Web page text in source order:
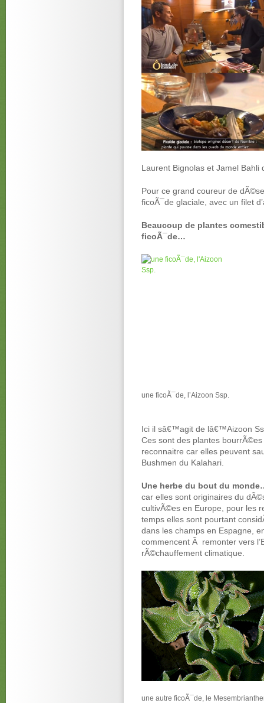
Laurent Bignolas et Jamel
Pour ce grand coureur de
ficoÃ¯de glaciale, avec un filet
Beaucoup de plantes
ficoÃ¯de…
une ficoÃ¯de, l’Aizoon Ssp.
Ici il sâ€™agit de lâ€™Aizoon
Ces sont des plantes bourrÃ©es
reconnaitre car elles peuvent
Bushmen du Kalahari.
Une herbe du bout du
car elles sont originaires du
cultivÃ©es en Europe, pour les
temps elles sont pourtant
dans les champs en Espagne,
commencent Ã remonter vers
rÃ©chauffement climatique.
une autre ficoÃ¯de, le